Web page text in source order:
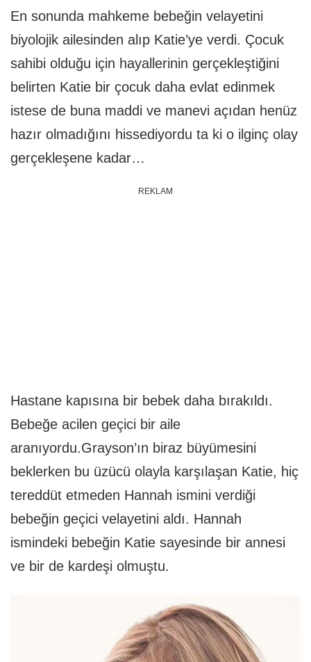
En sonunda mahkeme bebeğin velayetini
biyolojik ailesinden alıp Katie’ye verdi. Çocuk
sahibi olduğu için hayallerinin gerçekleştiğini
belirten Katie bir çocuk daha evlat edinmek
istese de buna maddi ve manevi açıdan henüz
hazır olmadığını hissediyordu ta ki o ilginç olay
gerçekleşene kadar…
REKLAM
Hastane kapısına bir bebek daha bırakıldı.
Bebeğe acilen geçici bir aile
aranıyordu.Grayson’ın biraz büyümesini
beklerken bu üzücü olayla karşılaşan Katie, hiç
tereddüt etmeden Hannah ismini verdiği
bebeğin geçici velayetini aldı. Hannah
ismindeki bebeğin Katie sayesinde bir annesi
ve bir de kardeşi olmuştu.